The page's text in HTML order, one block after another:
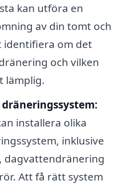
kan utföra en
av din tomt och
om det
och vilken
lämplig.
installera olika
inklusive
dagvattendränering
Att få rätt system